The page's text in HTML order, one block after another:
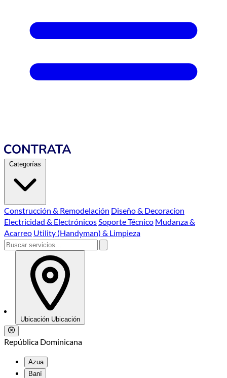
Categorías
Construcción & Remodelación Diseño & Decoracíon
Electricidad & ElectrónicosSoporte Técnico Mudanza &
Acarreo Utility (Handyman) & Limpieza
Ubicación Ubicación
República Dominicana
Azua
Baní